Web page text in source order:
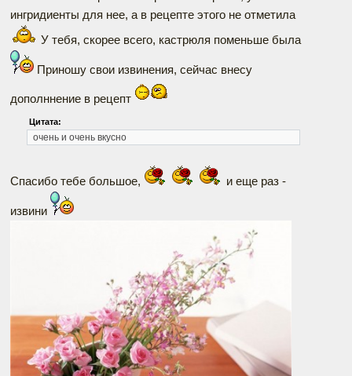
ингридиенты для нее, а в рецепте этого не отметила
У тебя, скорее всего, кастрюля поменьше была
Приношу свои извинения, сейчас внесу
дополннение в рецепт
Цитата:
очень и очень вкусно
Спасибо тебе большое, и еще раз -
извини